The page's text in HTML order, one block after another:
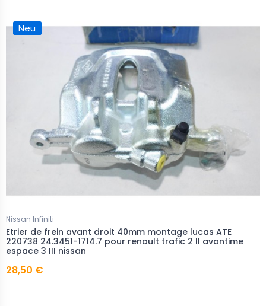
Neu
Nissan Infiniti
Etrier de frein avant droit 40mm montage lucas ATE
220738 24.3451-1714.7 pour renault trafic 2 II avantime
espace 3 III nissan
28,50 €